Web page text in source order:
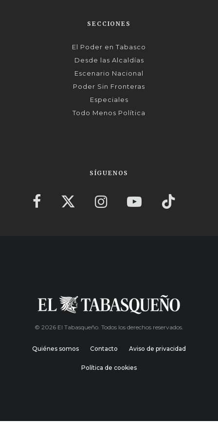
SECCIONES
El Poder en Tabasco
Desde las Alcaldías
Escenario Nacional
Poder Sin Fronteras
Especiales
Todo Menos Política
SÍGUENOS
© 2026 El Tabasqueño. Todos los derechos reservados.
Quiénes somos Contacto Aviso de privacidad
Política de cookies